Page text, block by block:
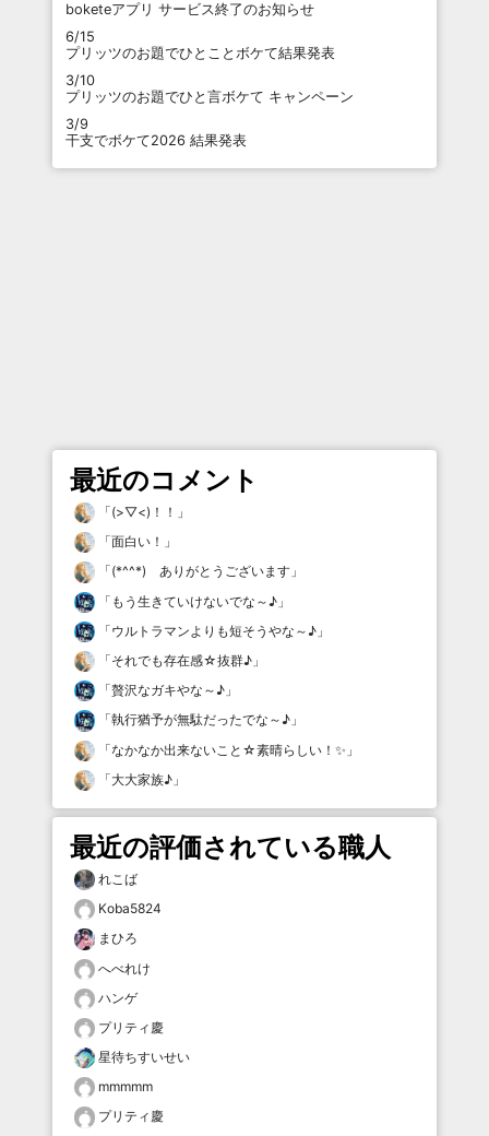
boketeアプリ サービス終了のお知らせ
6/15
プリッツのお題でひとことボケて結果発表
3/10
プリッツのお題でひと言ボケて キャンペーン
3/9
干支でボケて2026 結果発表
最近のコメント
「(>▽<)！！ 」
「面白い！ 」
「(*^^*) ありがとうございます 」
「 もう生きていけないでな～♪ 」
「ウルトラマンよりも短そうやな～♪ 」
「それでも存在感☆抜群♪ 」
「贅沢なガキやな～♪ 」
「執行猶予が無駄だったでな～♪ 」
「なかなか出来ないこと☆素晴らしい！✨ 」
「大大家族♪ 」
最近の評価されている職人
れこば
Koba5824
まひろ
へべれけ
ハンゲ
プリティ慶
星待ちすいせい
mmmmm
プリティ慶